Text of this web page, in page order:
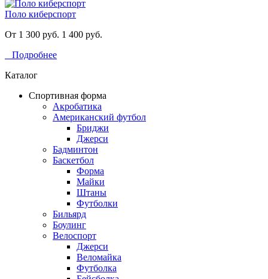
Поло киберспорт
От 1 300 руб. 1 400 руб.
Подробнее
Каталог
Спортивная форма
Акробатика
Американский футбол
Бриджи
Джерси
Бадминтон
Баскетбол
Форма
Майки
Штаны
Футболки
Бильярд
Боулинг
Велоспорт
Джерси
Веломайка
Футболка